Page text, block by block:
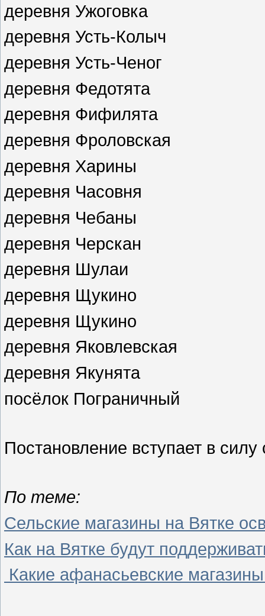
деревня Ужоговка
деревня Усть-Колыч
деревня Усть-Ченог
деревня Федотята
деревня Фифилята
деревня Фроловская
деревня Харины
деревня Часовня
деревня Чебаны
деревня Черскан
деревня Шулаи
деревня Щукино
деревня Щукино
деревня Яковлевская
деревня Якунята
посёлок Пограничный
Постановление вступает в
По теме:
Сельские магазины на Вятке
Как на Вятке будут
Какие афанасьевские